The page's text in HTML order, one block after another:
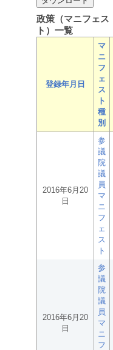
政策（マニフェス
ト）一覧
登録年月日
マ
ニ
フ
ェ
ス
ト
種
別
2016年6月20
日
参
議
院
議
員
マ
ニ
フ
ェ
ス
ト
2016年6月20
日
参
議
院
議
員
マ
ニ
フ